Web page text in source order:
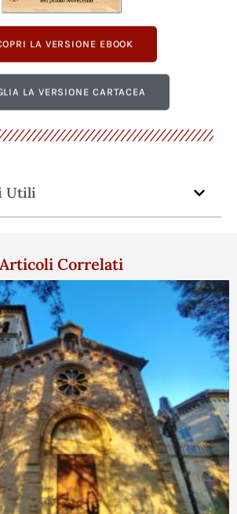
LA VERSIONE EBOOK
LA VERSIONE CARTACEA
Utili
Articoli Correlati